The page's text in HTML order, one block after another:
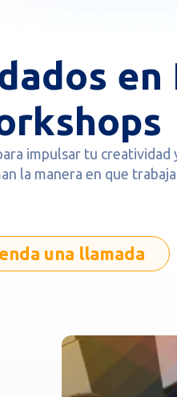
impulsar tu
la manera en que
una llamada